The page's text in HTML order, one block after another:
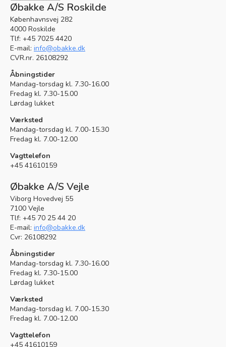
Øbakke A/S Roskilde
Københavnsvej 282
4000 Roskilde
Tlf: +45 7025 4420
E-mail: info@obakke.dk
CVR.nr. 26108292
Åbningstider
Mandag-torsdag kl. 7.30-16.00
Fredag kl. 7.30-15.00
Lørdag lukket
Værksted
Mandag-torsdag kl. 7.00-15.30
Fredag kl. 7.00-12.00
Vagttelefon
+45 41610159
Øbakke A/S Vejle
Viborg Hovedvej 55
7100 Vejle
Tlf: +45 70 25 44 20
E-mail: info@obakke.dk
Cvr: 26108292
Åbningstider
Mandag-torsdag kl. 7.30-16.00
Fredag kl. 7.30-15.00
Lørdag lukket
Værksted
Mandag-torsdag kl. 7.00-15.30
Fredag kl. 7.00-12.00
Vagttelefon
+45 41610159